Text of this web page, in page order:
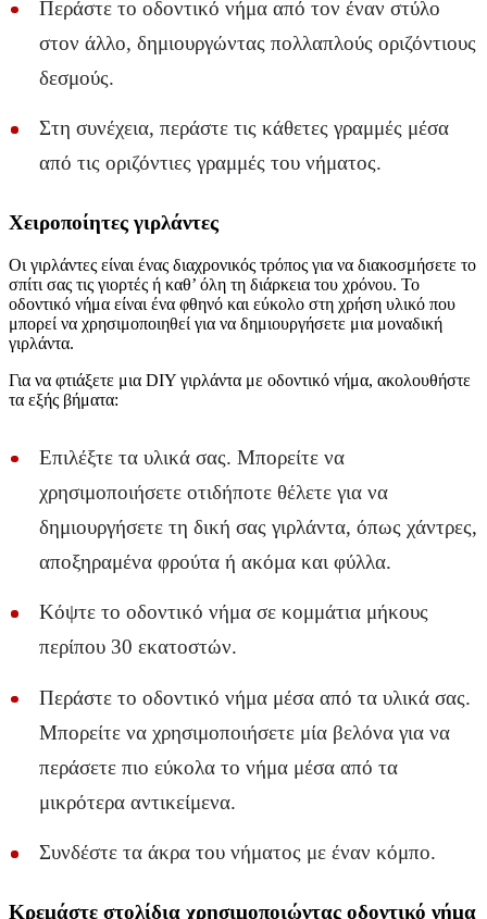
Περάστε το οδοντικό νήμα από τον έναν στύλο
στον άλλο, δημιουργώντας πολλαπλούς οριζόντιους
δεσμούς.
Στη συνέχεια, περάστε τις κάθετες γραμμές μέσα
από τις οριζόντιες γραμμές του νήματος.
Χειροποίητες γιρλάντες
Οι γιρλάντες είναι ένας διαχρονικός τρόπος για να διακοσμήσετε το
σπίτι σας τις γιορτές ή καθ’ όλη τη διάρκεια του χρόνου. Το
οδοντικό νήμα είναι ένα φθηνό και εύκολο στη χρήση υλικό που
μπορεί να χρησιμοποιηθεί για να δημιουργήσετε μια μοναδική
γιρλάντα.
Για να φτιάξετε μια DIY γιρλάντα με οδοντικό νήμα, ακολουθήστε
τα εξής βήματα:
Επιλέξτε τα υλικά σας. Μπορείτε να
χρησιμοποιήσετε οτιδήποτε θέλετε για να
δημιουργήσετε τη δική σας γιρλάντα, όπως χάντρες,
αποξηραμένα φρούτα ή ακόμα και φύλλα.
Κόψτε το οδοντικό νήμα σε κομμάτια μήκους
περίπου 30 εκατοστών.
Περάστε το οδοντικό νήμα μέσα από τα υλικά σας.
Μπορείτε να χρησιμοποιήσετε μία βελόνα για να
περάσετε πιο εύκολα το νήμα μέσα από τα
μικρότερα αντικείμενα.
Συνδέστε τα άκρα του νήματος με έναν κόμπο.
Κρεμάστε στολίδια χρησιμοποιώντας οδοντικό νήμα